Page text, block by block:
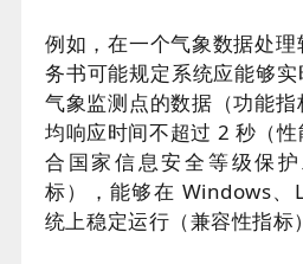
例如，在一个气象数据处
务书可能规定系统应能够
气象监测点的数据（功能
均响应时间不超过 2 秒（
合国家信息安全等级保
标），能够在 Windows
统上稳定运行（兼容性指标